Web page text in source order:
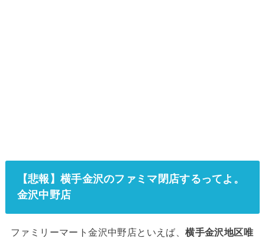
【悲報】横手金沢のファミマ閉店するってよ。
金沢中野店
ファミリーマート金沢中野店といえば、横手金沢地区唯